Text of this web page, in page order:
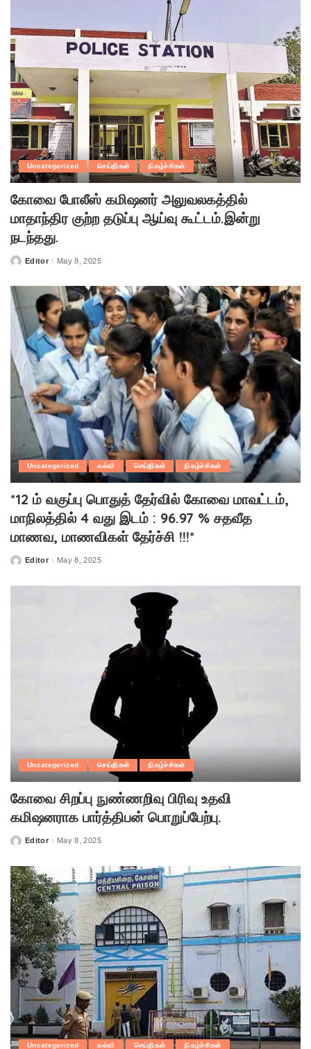
Uncategorized செய்திகள் நிகழ்ச்சிகள்
கோவை போலீஸ் கமிஷனர் அலுவலகத்தில்
மாதாந்திர குற்ற தடுப்பு ஆய்வு கூட்டம்.இன்று
நடந்தது.
PostedEditor May 8, 2025
Uncategorized கல்வி செய்திகள் நிகழ்ச்சிகள்
*12 ம் வகுப்பு பொதுத் தேர்வில் கோவை மாவட்டம்,
மாநிலத்தில் 4 வது இடம் : 96.97 % சதவீத
மாணவ, மாணவிகள் தேர்ச்சி !!!*
PostedEditor May 8, 2025
Uncategorized செய்திகள் நிகழ்ச்சிகள்
கோவை சிறப்பு நுண்ணறிவு பிரிவு உதவி
கமிஷனராக பார்த்திபன் பொறுப்பேற்பு.
PostedEditor May 8, 2025
Uncategorized கல்வி செய்திகள் நிகழ்ச்சிகள்